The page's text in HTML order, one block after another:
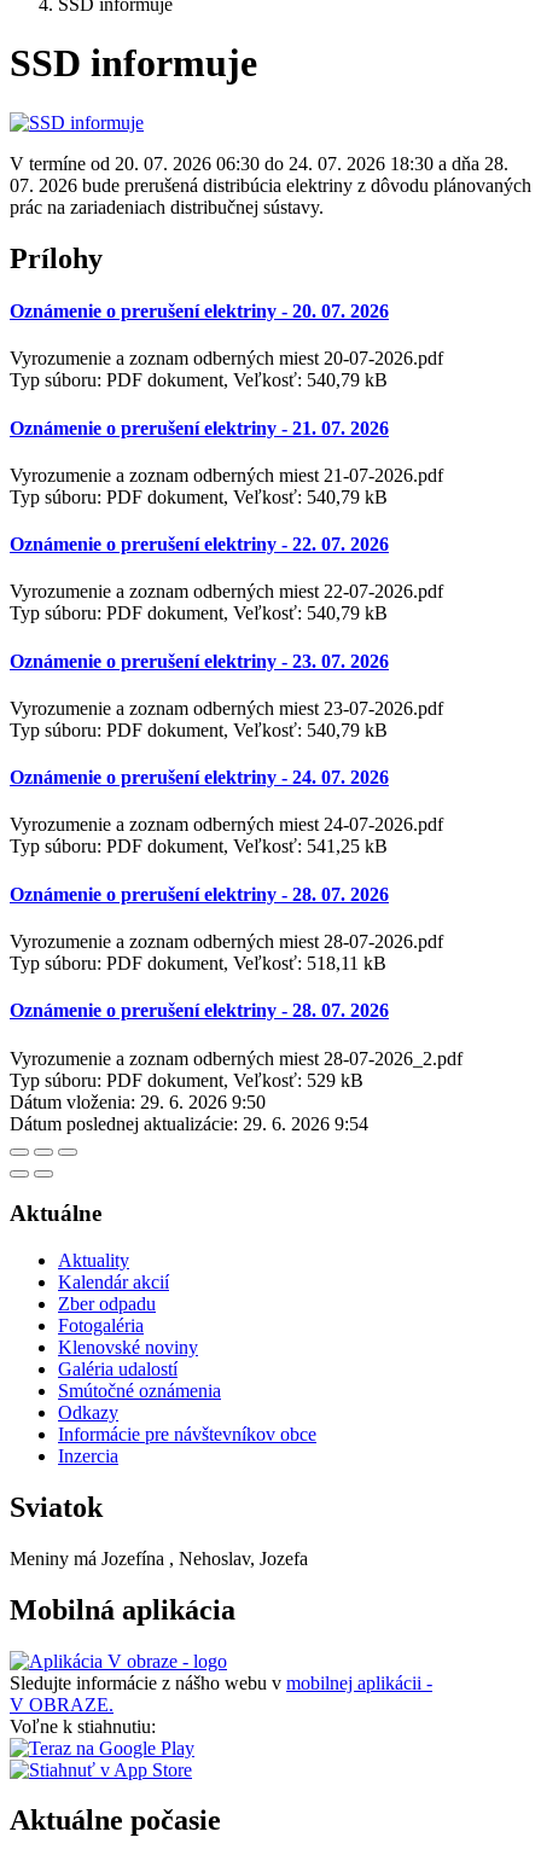
SSD informuje
SSD informuje
V termíne od 20. 07. 2026 06:30 do 24. 07. 2026 18:30 a dňa 28.
07. 2026 bude prerušená distribúcia elektriny z dôvodu plánovaných
prác na zariadeniach distribučnej sústavy.
Prílohy
Oznámenie o prerušení elektriny - 20. 07. 2026
Vyrozumenie a zoznam odberných miest 20-07-2026.pdf
Typ súboru: PDF dokument, Veľkosť: 540,79 kB
Oznámenie o prerušení elektriny - 21. 07. 2026
Vyrozumenie a zoznam odberných miest 21-07-2026.pdf
Typ súboru: PDF dokument, Veľkosť: 540,79 kB
Oznámenie o prerušení elektriny - 22. 07. 2026
Vyrozumenie a zoznam odberných miest 22-07-2026.pdf
Typ súboru: PDF dokument, Veľkosť: 540,79 kB
Oznámenie o prerušení elektriny - 23. 07. 2026
Vyrozumenie a zoznam odberných miest 23-07-2026.pdf
Typ súboru: PDF dokument, Veľkosť: 540,79 kB
Oznámenie o prerušení elektriny - 24. 07. 2026
Vyrozumenie a zoznam odberných miest 24-07-2026.pdf
Typ súboru: PDF dokument, Veľkosť: 541,25 kB
Oznámenie o prerušení elektriny - 28. 07. 2026
Vyrozumenie a zoznam odberných miest 28-07-2026.pdf
Typ súboru: PDF dokument, Veľkosť: 518,11 kB
Oznámenie o prerušení elektriny - 28. 07. 2026
Vyrozumenie a zoznam odberných miest 28-07-2026_2.pdf
Typ súboru: PDF dokument, Veľkosť: 529 kB
Dátum vloženia: 29. 6. 2026 9:50
Dátum poslednej aktualizácie: 29. 6. 2026 9:54
Aktuálne
Aktuality
Kalendár akcií
Zber odpadu
Fotogaléria
Klenovské noviny
Galéria udalostí
Smútočné oznámenia
Odkazy
Informácie pre návštevníkov obce
Inzercia
Sviatok
Meniny má Jozefína , Nehoslav, Jozefa
Mobilná aplikácia
Sledujte informácie z nášho webu v mobilnej aplikácii -
V OBRAZE.
Voľne k stiahnutiu:
Aktuálne počasie